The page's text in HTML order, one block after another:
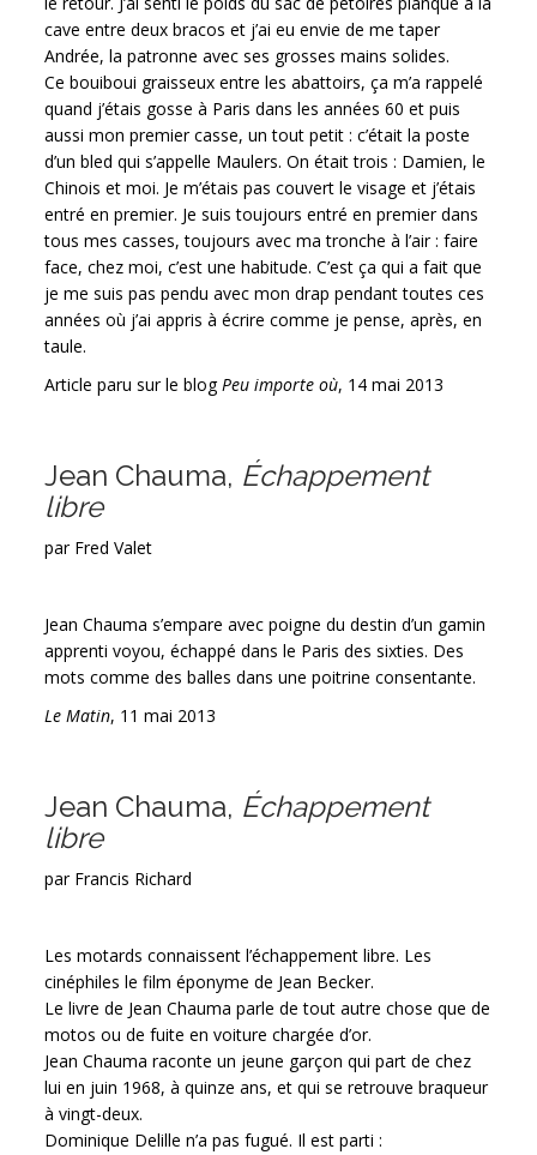
cave entre deux bracos et j’ai eu envie de me taper
Andrée, la patronne avec ses grosses mains solides.
Ce bouiboui graisseux entre les abattoirs, ça m’a rappelé
quand j’étais gosse à Paris dans les années 60 et puis
aussi mon premier casse, un tout petit : c’était la poste
d’un bled qui s’appelle Maulers. On était trois : Damien, le
Chinois et moi. Je m’étais pas couvert le visage et j’étais
entré en premier. Je suis toujours entré en premier dans
tous mes casses, toujours avec ma tronche à l’air : faire
face, chez moi, c’est une habitude. C’est ça qui a fait que
je me suis pas pendu avec mon drap pendant toutes ces
années où j’ai appris à écrire comme je pense, après, en
taule.
Article paru sur le blogPeu importe où, 14 mai 2013
Jean Chauma, Échappement
libre
par Fred Valet
Jean Chauma s’empare avec poigne du destin d’un gamin
apprenti voyou, échappé dans le Paris des sixties. Des
mots comme des balles dans une poitrine consentante.
Le Matin, 11 mai 2013
Jean Chauma, Échappement
libre
par Francis Richard
Les motards connaissent l’échappement libre. Les
cinéphiles le film éponyme de Jean Becker.
Le livre de Jean Chauma parle de tout autre chose que de
motos ou de fuite en voiture chargée d’or.
Jean Chauma raconte un jeune garçon qui part de chez
lui en juin 1968, à quinze ans, et qui se retrouve braqueur
à vingt-deux.
Dominique Delille n’a pas fugué. Il est parti :